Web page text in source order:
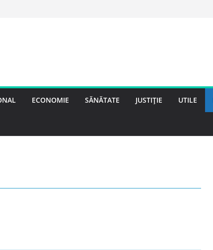
ECONOMIE SĂNĂTATE JUSTIȚIE UTILE